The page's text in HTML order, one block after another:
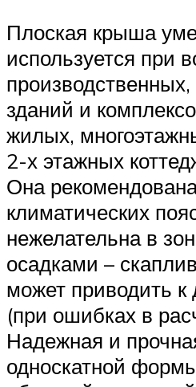
Плоская крыша
используется при
зданий и
жилых,
2-х этажных
Она
климатических
нежелательна в
осадками –
может приводить
(при ошибках в
Надежная и
односкатной